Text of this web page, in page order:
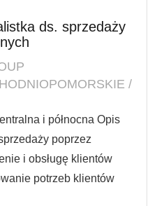
ds. sprzedaży
/
i północna Opis
poprzez
i obsługę klientów
potrzeb klientów